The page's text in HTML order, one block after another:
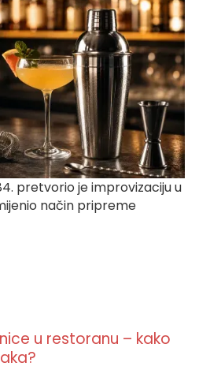
pretvorio je improvizaciju u
način pripreme
u restoranu – kako